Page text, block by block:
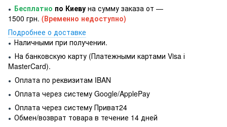
● Бесплатно по Киеву на сумму заказа от —
1500 грн. (Временно недоступно)
Подробнее о доставке
● Наличными при получении.
● На банковскую карту (Платежными картами Visa і
MasterCard).
● Оплата по реквизитам IBAN
● Оплата через систему Google/ApplePay
● Оплата через систему Приват24
● Обмен/возврат товара в течение 14 дней